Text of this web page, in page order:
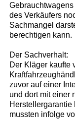
des Verkäufers
Sachmangel
berechtigen kann.
Der Sachverhalt:
Der Kläger kaufte
zuvor auf einer
und dort mit einer
Herstellergarantie
mussten infolge